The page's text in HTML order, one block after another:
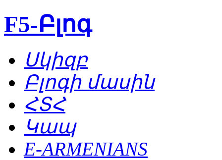
F5-Բլոգ
Սկիզբ
Բլոգի մասին
ՀՏՀ
Կապ
E-ARMENIANS